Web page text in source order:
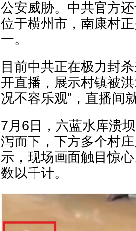
公安威胁。中共官方
位于横州市，南康村
一。
目前中共正在极力封
开直播，展示村镇被
况不容乐观”，直播间
7月6日，六蓝水库溃
泻而下，下方多个村
示，现场画面触目惊
数以千计。